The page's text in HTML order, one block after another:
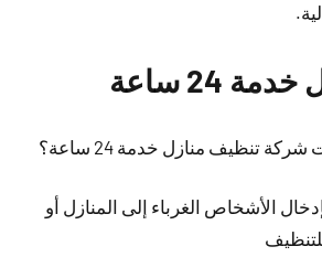
24 ساعة
تنظيف منازل خدمة 24 ساعة؟
الأشخاص الغرباء إلى المنازل أو